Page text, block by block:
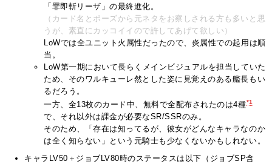
「罪即斬リーザ」の最終進化。
（カード名とポーズから元ネタをお察しされる方も多いと思
うが、素直にカッコイイので許してあげて欲しい）
LoWでは全ユニット火属性だったので、炎属性での起用は順
当。
LoW第一期において長らくメインビジュアルを担当していた
ため、そのワルキューレ然とした姿に見覚えのある艦長もい
るだろう。
一方、全13枚のカード中、無料で全配布されたのは4種*1
で、それ以外は課金が必要なSR/SSRのみ。
そのため、「存在は知ってるが、彼女がどんなキャラなのか
は全く知らない」という元騎士も少なくないかもしれない。
キャラLV50＋ジョブLV80時のステータスは以下（ジョブSP含